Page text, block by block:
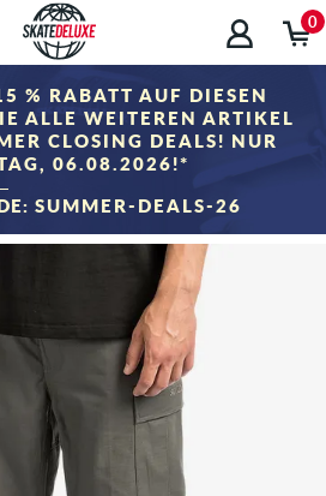
0
% RABATT AUF DIESEN
ALLE WEITEREN ARTIKEL
CLOSING DEALS! NUR
06.08.2026!*
SUMMER-DEALS-26
23:59 (MESZ)! Der Rabatt wird im Warenkorb nach
abgezogen. Rabattierung erfolgt ausschließlich auf
Der Gutschein ist nicht mit anderen Rabattgutscheinen